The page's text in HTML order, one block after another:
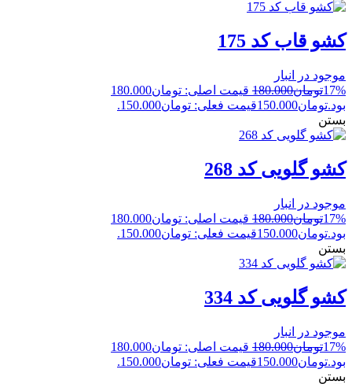
کشو قاب کد 175
موجود در انبار
17%تومان180.000
قیمت اصلی: تومان180.000
بود.تومان150.000قیمت فعلی: تومان150.000.
بستن
کشو گلویی کد 268
موجود در انبار
17%تومان180.000
قیمت اصلی: تومان180.000
بود.تومان150.000قیمت فعلی: تومان150.000.
بستن
کشو گلویی کد 334
موجود در انبار
17%تومان180.000
قیمت اصلی: تومان180.000
بود.تومان150.000قیمت فعلی: تومان150.000.
بستن